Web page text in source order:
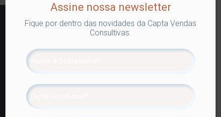
Assine nossa newsletter
Fique por dentro das novidades da Capta Vendas
Consultivas.